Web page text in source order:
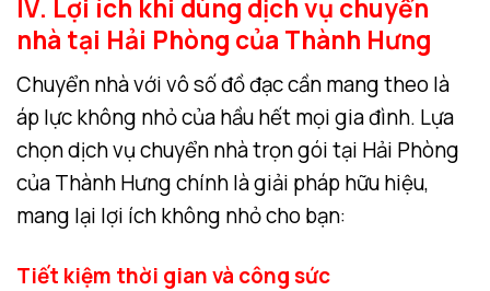
IV. Lợi ích khi dùng dịch vụ chuyển
nhà tại Hải Phòng của Thành Hưng
Chuyển nhà với vô số đồ đạc cần mang theo là
áp lực không nhỏ của hầu hết mọi gia đình. Lựa
chọn dịch vụ chuyển nhà trọn gói tại Hải Phòng
của Thành Hưng chính là giải pháp hữu hiệu,
mang lại lợi ích không nhỏ cho bạn:
Tiết kiệm thời gian và công sức